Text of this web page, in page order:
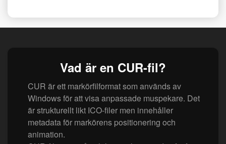
Vad är en CUR-fil?
CUR är ett markörfilformat som används av
Windows för att visa anpassade muspekare. Det
är strukturellt likt ICO-filer men innehåller
metadata för markörens positionering och
animation.